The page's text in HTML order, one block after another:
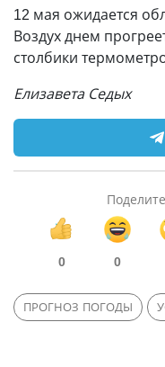
12 мая ожидается
Воздух днем
столбики
Елизавета Седых
0 0
ПРОГНОЗ ПОГОДЫ